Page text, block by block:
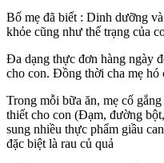
Bố mẹ đã biết : Dinh dưỡng
khỏe cũng như thể trạng của
Đa dạng thực đơn hàng ngày
cho con. Đồng thời cha mẹ hó
Trong mỗi bữa ăn, mẹ cố
thiết cho con (Đạm, đường
sung nhiều thực phẩm giầu
đặc biệt là rau củ quả